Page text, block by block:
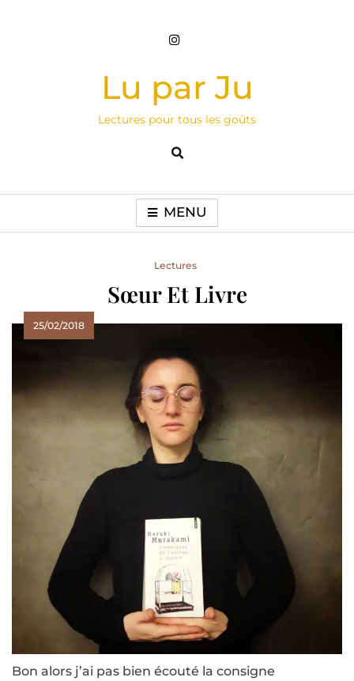
Lu par Ju
Lectures pour tous les goûts
MENU
Lectures
Sœur Et Livre
25/02/2018
Bon alors j’ai pas bien écouté la consigne